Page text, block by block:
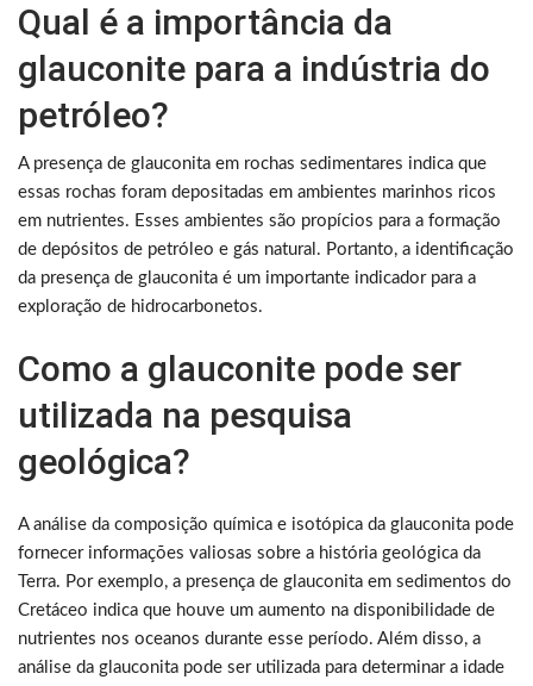
Qual é a importância da
glauconite para a indústria do
petróleo?
A presença de glauconita em rochas sedimentares indica que
essas rochas foram depositadas em ambientes marinhos ricos
em nutrientes. Esses ambientes são propícios para a formação
de depósitos de petróleo e gás natural. Portanto, a identificação
da presença de glauconita é um importante indicador para a
exploração de hidrocarbonetos.
Como a glauconite pode ser
utilizada na pesquisa
geológica?
A análise da composição química e isotópica da glauconita pode
fornecer informações valiosas sobre a história geológica da
Terra. Por exemplo, a presença de glauconita em sedimentos do
Cretáceo indica que houve um aumento na disponibilidade de
nutrientes nos oceanos durante esse período. Além disso, a
análise da glauconita pode ser utilizada para determinar a idade